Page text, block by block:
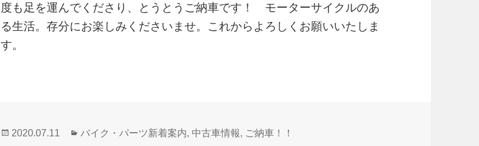
度も足を運んでくださり、とうとうご納車です！ モーターサイクルのあ
る生活。存分にお楽しみくださいませ。これからよろしくお願いいたしま
す。
投
2020.07.11
カ
バイク・パーツ新着案内, 中古車情報, ご納車！！